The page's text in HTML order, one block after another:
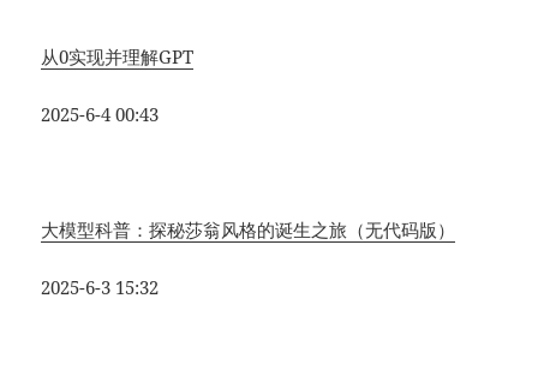
从0实现并理解GPT
2025-6-4 00:43
大模型科普：探秘莎翁风格的诞生之旅（无代码版）
2025-6-3 15:32